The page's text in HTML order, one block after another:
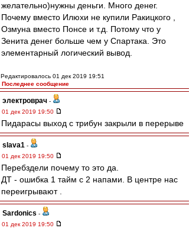
желательно)нужны деньги. Много денег.
Почему вместо Илюхи не купили Ракицкого ,
Озмуна вместо Понсе и т.д. Потому что у
Зенита денег больше чем у Спартака. Это
элементарный логический вывод.
Редактировалось 01 дек 2019 19:51
Последнее сообщение
электроврач -
01 дек 2019 19:50
Пидарасы выход с трибун закрыли в перерыве
slava1 -
01 дек 2019 19:50
Перебздели почему то это да.
ДТ - ошибка 1 тайм с 2 напами. В центре нас
переигрывают .
Sardonics -
01 дек 2019 19:50